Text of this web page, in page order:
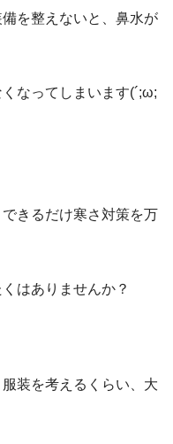
を整えないと、鼻水が
なってしまいます(´;ω;
きるだけ寒さ対策を万
はありませんか？
装を考えるくらい、大